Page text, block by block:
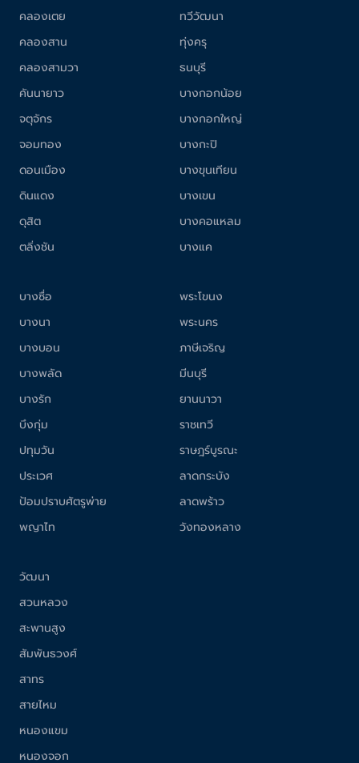
คลองเตย
คลองสาน
คลองสามวา
คันนายาว
จตุจักร
จอมทอง
ดอนเมือง
ดินแดง
ดุสิต
ตลิ่งชัน
ทวีวัฒนา
ทุ่งครุ
ธนบุรี
บางกอกน้อย
บางกอกใหญ่
บางกะปิ
บางขุนเทียน
บางเขน
บางคอแหลม
บางแค
บางซื่อ
บางนา
บางบอน
บางพลัด
บางรัก
บึงกุ่ม
ปทุมวัน
ประเวศ
ป้อมปราบศัตรูพ่าย
พญาไท
พระโขนง
พระนคร
ภาษีเจริญ
มีนบุรี
ยานนาวา
ราชเทวี
ราษฎร์บูรณะ
ลาดกระบัง
ลาดพร้าว
วังทองหลาง
วัฒนา
สวนหลวง
สะพานสูง
สัมพันธวงศ์
สาทร
สายไหม
หนองแขม
หนองจอก